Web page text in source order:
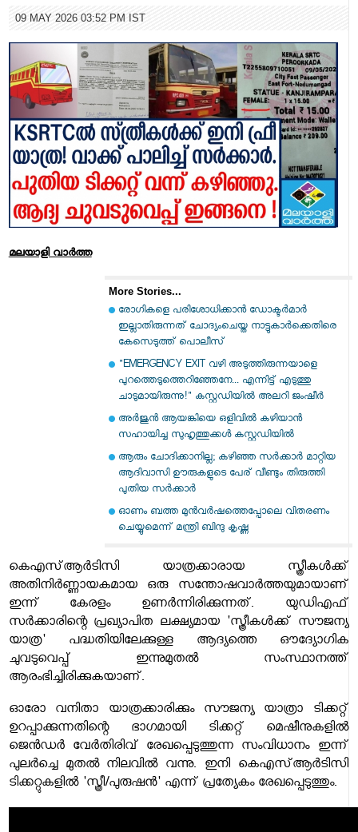
09 MAY 2026 03:52 PM IST
മലയാളി വാര്‍ത്ത
More Stories...
രോഗികളെ പരിശോധിക്കാന്‍ ഡോക്ടര്‍മാര്‍
ഇല്ലാതിരുന്നത് ചോദ്യംചെയ്ത നാട്ടുകാര്‍ക്കെതിരെ
കേസെടുത്ത് പൊലീസ്
"EMERGENCY EXIT വഴി അടുത്തിരുന്നയാളെ
പുറത്തെടുത്തെറിഞ്ഞേനേ... എന്നിട്ട് എടുത്തു
ചാടുമായിരുന്നു!" കസ്റ്റഡിയിൽ അലറി ജംഷീർ
അര്‍ജുന്‍ ആയങ്കിയെ ഒളിവില്‍ കഴിയാന്‍
സഹായിച്ച സുഹൃത്തുക്കള്‍ കസ്റ്റഡിയില്‍
ആരും ചോദിക്കാനില്ല; കഴിഞ്ഞ സര്‍ക്കാര്‍ മാറ്റിയ
ആദിവാസി ഊരുകളുടെ പേര് വീണ്ടും തിരുത്തി
പുതിയ സര്‍ക്കാര്‍
ഓണം ബത്ത മുന്‍വര്‍ഷത്തെപ്പോലെ വിതരണം
ചെയ്യുമെന്ന് മന്ത്രി ബിന്ദു കൃഷ്ണ
കെഎസ്ആർടിസി യാത്രക്കാരായ സ്ത്രീകൾക്ക്
അതിനിർണ്ണായകമായ ഒരു സന്തോഷവാർത്തയുമായാണ്
ഇന്ന് കേരളം ഉണർന്നിരിക്കുന്നത്. യുഡിഎഫ്
സർക്കാരിന്റെ പ്രഖ്യാപിത ലക്ഷ്യമായ 'സ്ത്രീകൾക്ക് സൗജന്യ
യാത്ര' പദ്ധതിയിലേക്കുള്ള ആദ്യത്തെ ഔദ്യോഗിക
ചുവടുവെപ്പ് ഇന്നുമുതൽ സംസ്ഥാനത്ത്
ആരംഭിച്ചിരിക്കുകയാണ്.
ഓരോ വനിതാ യാത്രക്കാരിക്കും സൗജന്യ യാത്രാ ടിക്കറ്റ്
ഉറപ്പാക്കുന്നതിന്റെ ഭാഗമായി ടിക്കറ്റ് മെഷീനുകളിൽ
ജെൻഡർ വേർതിരിവ് രേഖപ്പെടുത്തുന്ന സംവിധാനം ഇന്ന്
പുലർച്ചെ മുതൽ നിലവിൽ വന്നു. ഇനി കെഎസ്ആർടിസി
ടിക്കറ്റുകളിൽ 'സ്ത്രീ/പുരുഷൻ' എന്ന് പ്രത്യേകം രേഖപ്പെടുത്തും.